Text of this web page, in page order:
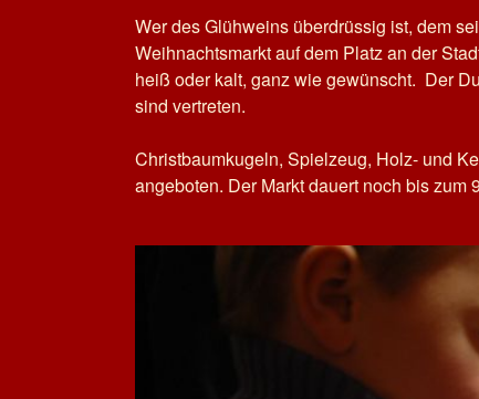
Wer des Glühweins überdrüssig ist, dem
Weihnachtsmarkt auf dem Platz an der
heiß oder kalt, ganz wie gewünscht. Der
sind vertreten.
Christbaumkugeln, Spielzeug, Holz- und
angeboten. Der Markt dauert noch bis